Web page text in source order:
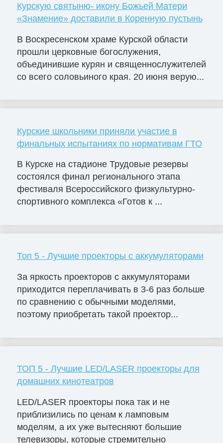
Курскую святыню- икону Божьей Матери
«Знамение» доставили в Коренную пустынь
В Воскресенском храме Курской области
прошли церковные богослужения,
объединившие курян и священнослужителей
со всего соловьиного края. 20 июня верую...
Курские школьники приняли участие в
финальных испытаниях по нормативам ГТО
В Курске на стадионе Трудовые резервы
состоялся финал регионального этапа
фестиваля Всероссийского физкультурно-
спортивного комплекса «Готов к ...
Топ 5 - Лучшие проекторы с аккумуляторами
За яркость проекторов с аккумуляторами
приходится переплачивать в 3-6 раз больше
по сравнению с обычными моделями,
поэтому приобретать такой проектор...
ТОП 5 - Лучшие LED/LASER проекторы для
домашних кинотеатров
LED/LASER проекторы пока так и не
приблизились по ценам к ламповым
моделям, а их уже вытесняют большие
телевизоры, которые стремительно